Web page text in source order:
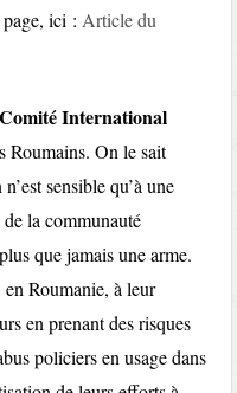
ici : Article du
Comité International
Roumains. On le sait
sensible qu’à une
la communauté
que jamais une arme.
Roumanie, à leur
en prenant des risques
policiers en usage dans